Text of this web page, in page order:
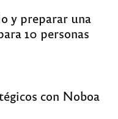
y preparar una
10 personas
con Noboa